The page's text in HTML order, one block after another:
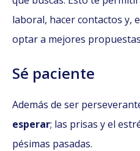
laboral, hacer contactos y,
optar a mejores
Sé paciente
Además de ser
esperar; las prisas y el
pésimas pasadas.